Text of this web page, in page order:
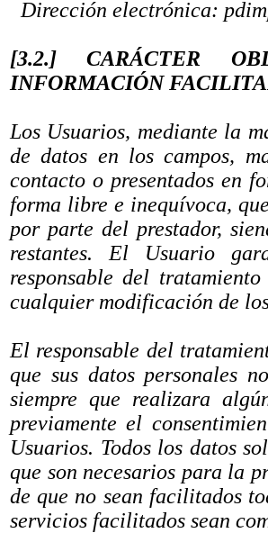
Dirección electrónica:
[3.2.] CARÁCTER
INFORMACIÓN
Los Usuarios, mediante la
de datos en los campos,
contacto o presentados en
forma libre e inequívoca,
por parte del prestador,
restantes. El Usuario
responsable del
cualquier modificación de
El responsable del
que sus datos personales
siempre que realizara
previamente el
Usuarios. Todos los datos
que son necesarios para la
de que no sean facilitados
servicios facilitados sean